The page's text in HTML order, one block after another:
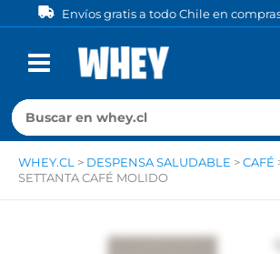
al
contenido
Envíos gratis a todo Chile en
WHEY.CL > DESPENSA SALUDABLE > CAFÉ
SETTANTA CAFÉ MOLIDO